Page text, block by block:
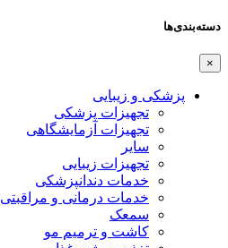
دسته‌بندی‌ها
×
پزشکی و زیبایی
تجهیزات پزشکی
تجهیزات آزمایشگاهی
سایر
تجهیزات زیبایی
خدمات دندانپزشکی
خدمات درمانی و مراقبتی
سمعک
کاشت و ترمیم مو